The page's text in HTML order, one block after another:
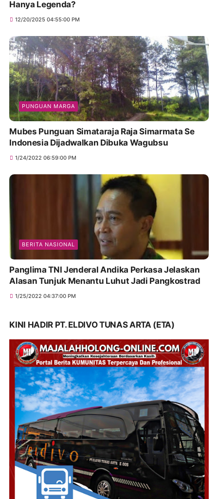
Hanya Legenda?
12/20/2025 04:55:00 PM
PUNGUAN MARGA
Mubes Punguan Simataraja Raja Simarmata Se
Indonesia Dijadwalkan Dibuka Wagubsu
1/24/2022 06:59:00 PM
BERITA NASIONAL
Panglima TNI Jenderal Andika Perkasa Jelaskan
Alasan Tunjuk Menantu Luhut Jadi Pangkostrad
1/25/2022 04:37:00 PM
KINI HADIR PT. ELDIVO TUNAS ARTA (ETA)